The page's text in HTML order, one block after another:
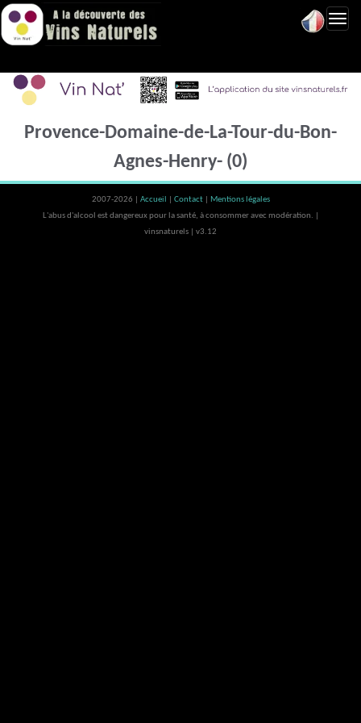
Provence-Domaine-de-La-Tour-du-Bon-
Agnes-Henry- (0)
2007-2026 | Accueil Contact
Mentions légales
L'abus d'alcool est dangereux pour la santé, à consommer avec modération. |
vinsnaturels | v3.12